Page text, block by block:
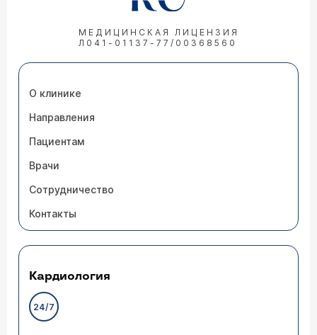
МЕДИЦИНСКАЯ ЛИЦЕНЗИЯ
Л041-01137-77/00368560
О клинике
Направления
Пациентам
Врачи
Сотрудничество
Контакты
Кардиология
24/7